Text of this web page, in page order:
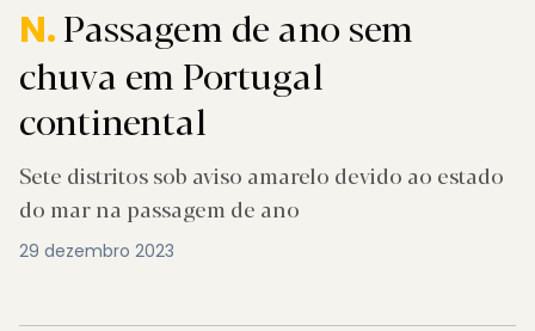
N.Passagem de ano sem
chuva em Portugal
continental
Sete distritos sob aviso amarelo devido ao estado
do mar na passagem de ano
29 dezembro 2023